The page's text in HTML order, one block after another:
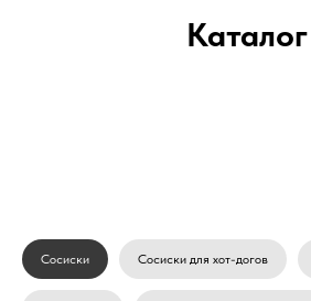
Каталог
Сосиски Сосиски для хот-догов